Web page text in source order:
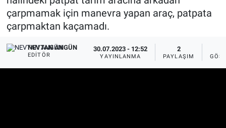
çarpmamak için manevra yapan araç, patpata
çarpmaktan kaçamadı.
NEVTAN ANGÜN
EDITÖR
30.07.2023 - 12:52
YAYINLANMA
2
PAYLAŞIM